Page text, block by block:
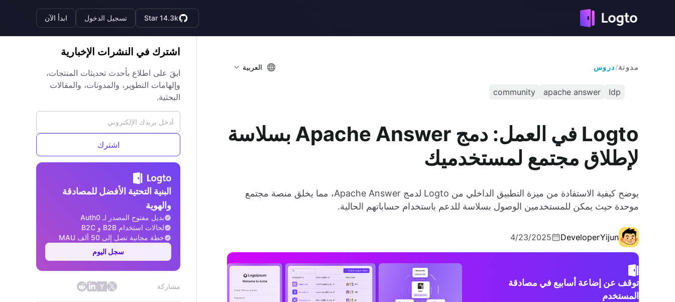
Star 14.3k تسجيل الدخول ابدأ الآن
مدونة/دروس العربية
Idp
apache answer
community
Logto في العمل: دمج Apache Answer بسلاسة
لإطلاق مجتمع لمستخدميك
يوضح كيفية الاستفادة من ميزة التطبيق الداخلي من Logto لدمج Apache Answer، مما يخلق منصة مجتمع
موحدة حيث يمكن للمستخدمين الوصول بسلاسة للدعم باستخدام حساباتهم الحالية.
Yijun
Developer
4/23/2025
توقف عن إضاعة أسابيع في مصادقة
المستخدم
اشترك في النشرات الإخبارية
ابقَ على اطلاع بأحدث تحديثات المنتجات،
وإلهامات التطوير، والمدونات، والمقالات
البحثية.
اشترك
البنية التحتية الأفضل للمصادقة
والهوية
بديل مفتوح المصدر لـ Auth0
لحالات استخدام B2B و B2C
خطة مجانية تصل إلى 50 ألف MAU
سجل اليوم
مشاركة